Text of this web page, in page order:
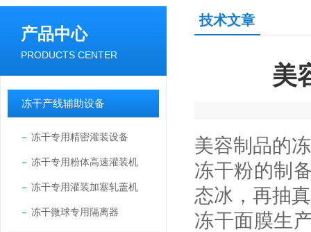
产品中心
PRODUCTS CENTER
冻干产线辅助设备
冻干专用精密灌装设备
冻干专用粉体高速灌装机
冻干专用灌装加塞轧盖机
冻干微球专用隔离器
技术文章
美
美容制品的
冻干粉的制
态冰，再抽
冻干面膜生